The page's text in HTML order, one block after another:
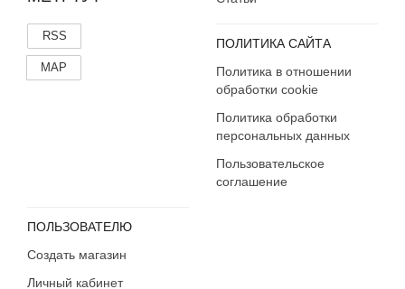
RSS
MAP
ПОЛИТИКА САЙТА
Политика в отношении
обработки cookie
Политика обработки
персональных данных
Пользовательское
соглашение
ПОЛЬЗОВАТЕЛЮ
Создать магазин
Личный кабинет